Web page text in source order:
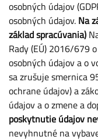
osobných údajov
osobných údajov. Na
základ spracúvania)
Rady (EÚ) 2016/679
osobných údajov a o
sa zrušuje smernica
ochrane údajov) a
údajov a o zmene a
poskytnutie údajov
nevyhnutné na